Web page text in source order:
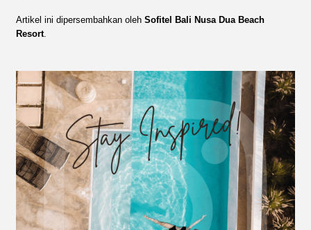
Artikel ini dipersembahkan oleh Sofitel Bali Nusa Dua Beach
Resort